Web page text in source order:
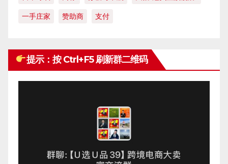
一手庄家 赞助商 支付
提示：按 Ctrl+F5 刷新群二维码